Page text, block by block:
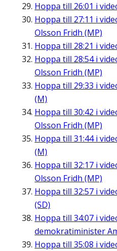
Hoppa till 26:01 i
Hoppa till 27:11 i
Olsson Fridh (MP)
Hoppa till 28:21 i
Hoppa till 28:54i
Olsson Fridh (MP)
Hoppa till 29:33 i
(M)
Hoppa till 30:42 i
Olsson Fridh (MP)
Hoppa till 31:44i
(M)
Hoppa till 32:17 i
Olsson Fridh (MP)
Hoppa till 32:57 i
(SD)
Hoppa till 34:07 i
demokratiminister
Hoppa till 35:08 i